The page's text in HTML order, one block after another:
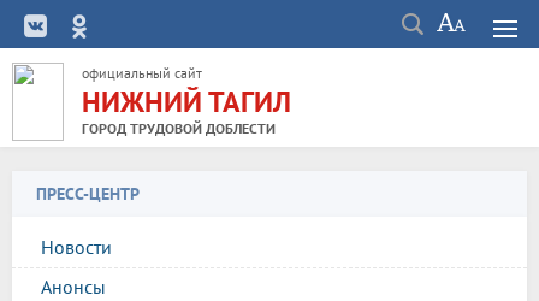
официальный сайт
НИЖНИЙ ТАГИЛ
ГОРОД ТРУДОВОЙ ДОБЛЕСТИ
ПРЕСС-ЦЕНТР
Новости
Анонсы